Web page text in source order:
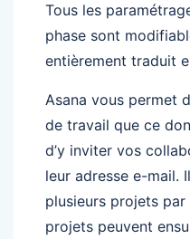
Tous les
phase sont
entièrement traduit
Asana vous permet
de travail que ce
d’y inviter vos
leur adresse e-mail.
plusieurs projets
projets peuvent